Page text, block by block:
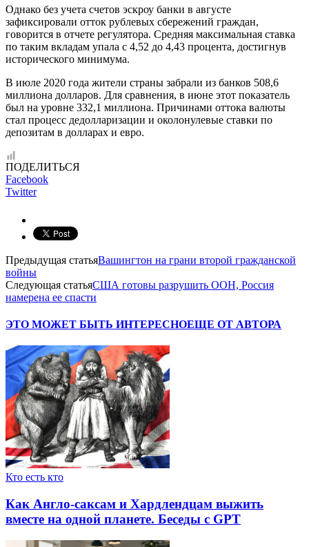
Однако без учета счетов эскроу банки в августе
зафиксировали отток рублевых сбережений граждан,
говорится в отчете регулятора. Средняя максимальная ставка
по таким вкладам упала с 4,52 до 4,43 процента, достигнув
исторического минимума.
В июле 2020 года жители страны забрали из банков 508,6
миллиона долларов. Для сравнения, в июне этот показатель
был на уровне 332,1 миллиона. Причинами оттока валюты
стал процесс дедолларизации и околонулевые ставки по
депозитам в долларах и евро.
ПОДЕЛИТЬСЯ
Facebook
Twitter
Предыдущая статьяВашингтон на грани второй гражданской
войны
Следующая статьяСША готовы разрушить ООН, Россия
намерена ее спасти
ЭТО МОЖЕТ БЫТЬ ИНТЕРЕСНОЕЩЕ ОТ АВТОРА
Кто есть кто
Как Англо-саксам и Хардлендцам выжить
вместе на одной планете. Беседы с GPT